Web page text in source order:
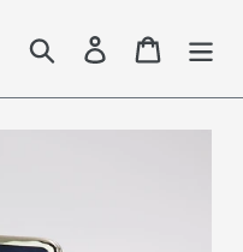
検索 Log in Cart